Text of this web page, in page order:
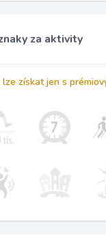
za aktivity
získat jen s